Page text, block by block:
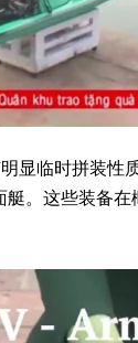
显临时拼装性
。这些装备